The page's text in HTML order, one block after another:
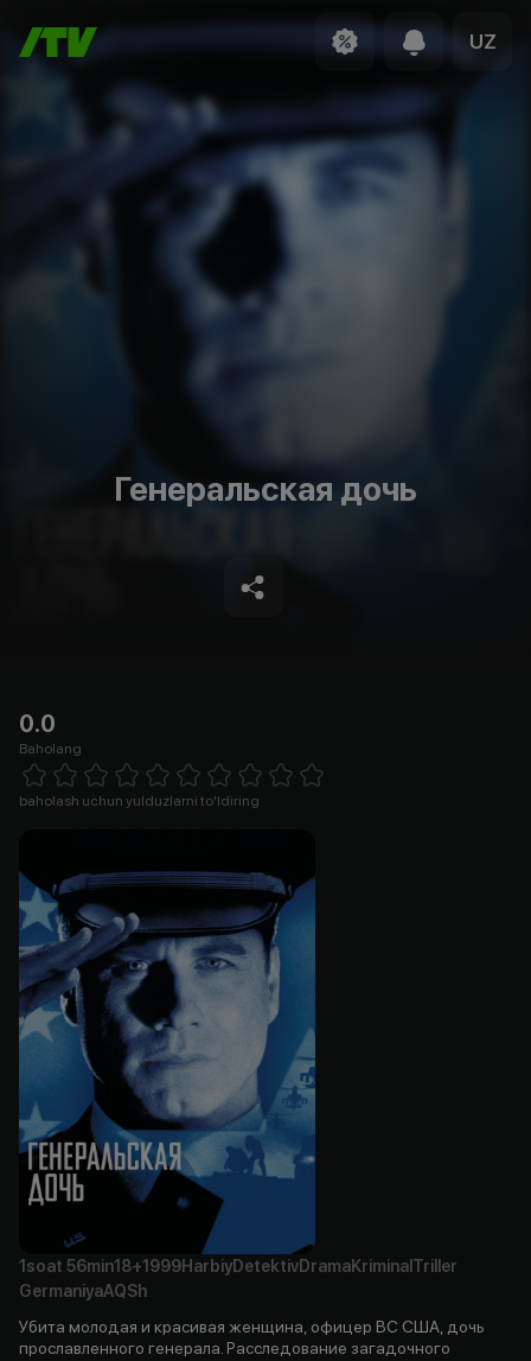
UZ
Генеральская дочь
0.0
Baholang
1 Star 2 Stars 3 Stars 4 Stars5 Stars 6 Stars7 Stars8 Stars
baholash uchun yulduzlarni to'ldiring
1soat 56min18+1999HarbiyDetektivDramaKriminal Triller
GermaniyaAQSh
Убита молодая и красивая женщина, офицер ВС США, дочь
прославленного генерала. Расследование загадочного